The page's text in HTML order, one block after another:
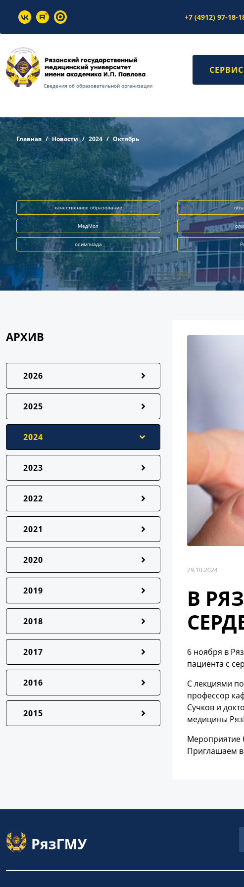
+7 (4912) 97-18-
Сведения об образовательной организации
Главная Новости 2024 Октябрь
качественное образование
МедМол
олимпиада
АРХИВ
2026
2025
2024
2023
2022
2021
2020
2019
2018
2017
2016
2015
29.10.2024
В
6 ноября в
пациента с
С лекциями
профессор
Сучков и
медицины
Мероприятие
Приглашаем